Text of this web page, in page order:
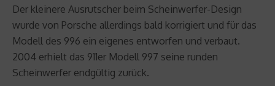
Der kleinere Ausrutscher beim Scheinwerfer-Design
wurde von Porsche allerdings bald korrigiert und für das
Modell des 996 ein eigenes entworfen und verbaut.
2004 erhielt das 911er Modell 997 seine runden
Scheinwerfer endgültig zurück.